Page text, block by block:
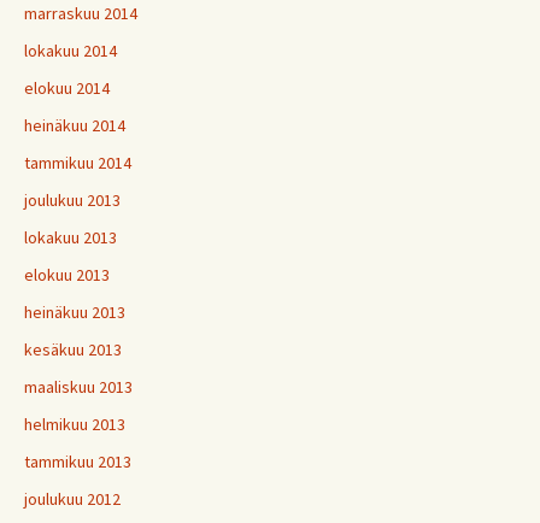
marraskuu 2014
lokakuu 2014
elokuu 2014
heinäkuu 2014
tammikuu 2014
joulukuu 2013
lokakuu 2013
elokuu 2013
heinäkuu 2013
kesäkuu 2013
maaliskuu 2013
helmikuu 2013
tammikuu 2013
joulukuu 2012